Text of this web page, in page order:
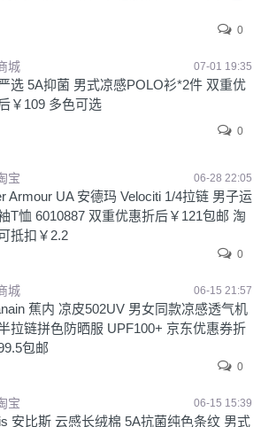
0
城 07-01 19:35
选 5A抑菌 男式凉感POLO衫*2件 双重优
￥109 多色可选
0
宝 06-28 22:05
Armour UA 安德玛 Velociti 1/4拉链 男子运
T恤 6010887 双重优惠折后￥121包邮 淘
抵扣￥2.2
0
城 06-15 21:57
蕉内 凉皮502UV 男女同款凉感透气机
拉链拼色防晒服 UPF100+ 京东优惠券折
包邮
0
宝 06-15 15:39
安比斯 云感长绒棉 5A抗菌纯色条纹 男式